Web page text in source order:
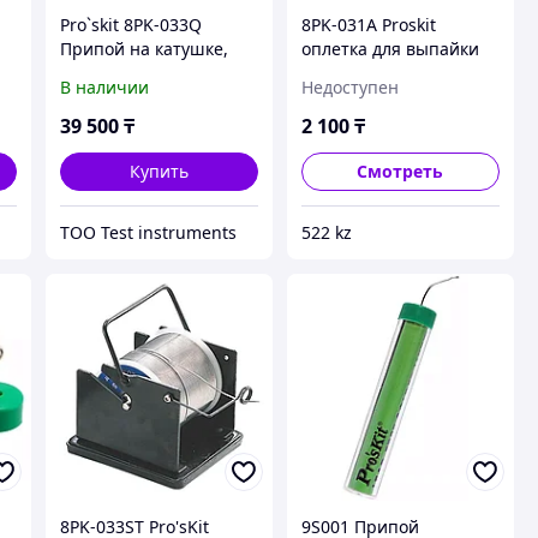
Pro`skit 8PK-033Q
Припой на катушке,
В наличии
39 500 ₸
Купить
ТОО Test instruments
8PK-031A Proskit
оплетка для выпайки
Недоступен
2 100₸
Смотреть
522 kz
8PK-033ST Pro'sKit 9S001 Припой